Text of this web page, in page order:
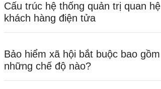
Cấu trúc hệ thống quản trị quan hệ
khách hàng điện tửa
Bảo hiểm xã hội bắt buộc bao gồm
những chế độ nào?